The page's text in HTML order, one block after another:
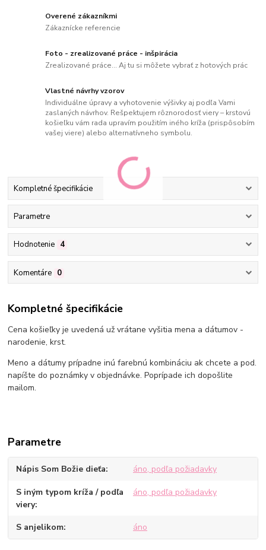
Overené zákazníkmi
Zákaznícke referencie
Foto - zrealizované práce - inšpirácia
Zrealizované práce... Aj tu si môžete vybrať z hotových prác
Vlastné návrhy vzorov
Individuálne úpravy a vyhotovenie výšivky aj podľa Vami
zaslaných návrhov. Rešpektujem rôznorodosť viery – krstovú
košieľku vám rada upravím použitím iného kríža (prispôsobím
vašej viere) alebo alternatívneho symbolu.
Kompletné špecifikácie
Parametre
Hodnotenie 4
Komentáre 0
Kompletné špecifikácie
Cena košieľky je uvedená už vrátane vyšitia mena a dátumov -
narodenie, krst.
Meno a dátumy prípadne inú farebnú kombináciu ak chcete a pod.
napíšte do poznámky v objednávke. Poprípade ich dopošlite
mailom.
Parametre
Nápis Som Božie dieťa áno, podľa požiadavky
S iným typom kríža / podľa
viery
áno, podľa požiadavky
S anjelikom áno